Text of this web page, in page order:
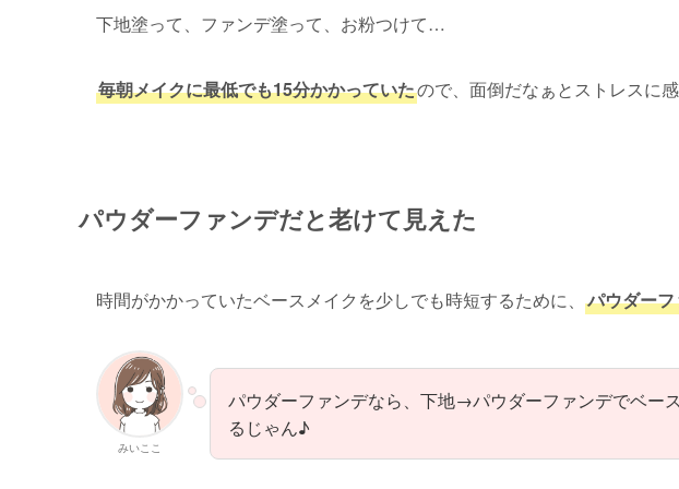
下地塗って、ファンデ塗って、お粉つけて…
毎朝メイクに最低でも15分かかっていたので、面倒だなぁとストレスに
パウダーファンデだと老けて見えた
時間がかかっていたベースメイクを少しでも時短するために、 パウダー
みいここ
パウダーファンデなら、下地→パウダーファンデでベー
るじゃん♪